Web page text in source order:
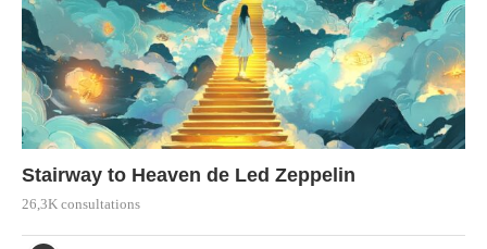
Stairway to Heaven de Led Zeppelin
26,3K consultations